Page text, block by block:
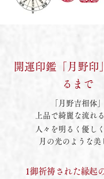
開運印鑑「月野印
るまで
「月野吉相体」
上品で綺麗な流れ
人々を明るく優し
月の光のような美
1御祈祷された縁起